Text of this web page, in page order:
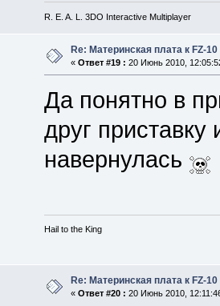
R. E. A. L. 3DO Interactive Multiplayer
Re: Материнская плата к FZ-10
« Ответ #19 : 20 Июнь 2010,
Да понятно в
друг
навернулась
Hail to the King
Re: Материнская плата к FZ-10
« Ответ #20 : 20 Июнь 2010,